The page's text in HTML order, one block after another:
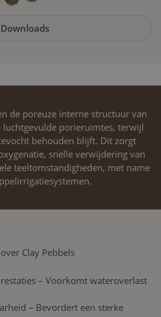
Downloads
de poreuze interne structuur van
luchtgevulde porieruimtes, terwijl
behouden blijft. Dit zorgt
snelle verwijdering van
teeltomstandigheden, met name
Clay Pebbels
– Voorkomt wateroverlast
– Bevordert een sterke